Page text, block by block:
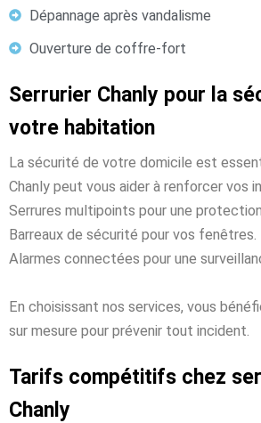
Dépannage après vandalisme
Ouverture de coffre-fort
Serrurier Chanly pour la
votre habitation
La sécurité de votre domicile est
Chanly peut vous aider à renforcer vos
Serrures multipoints pour une
Barreaux de sécurité pour vos fenêtres.
Alarmes connectées pour une
En choisissant nos services, vous
sur mesure pour prévenir tout incident.
Tarifs compétitifs chez
Chanly